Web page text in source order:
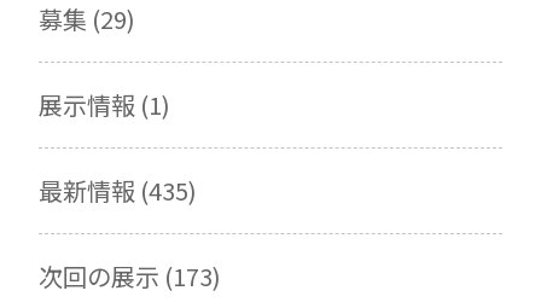
募集 (29)
展示情報 (1)
最新情報 (435)
次回の展示 (173)